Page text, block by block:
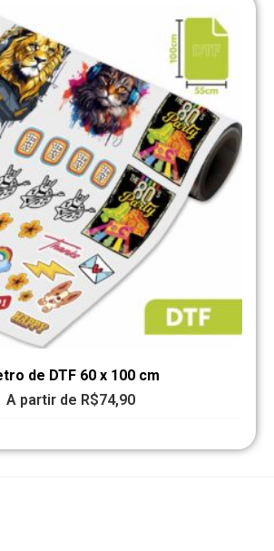
de DTF 60 x 100 cm
A partir de R$74,90